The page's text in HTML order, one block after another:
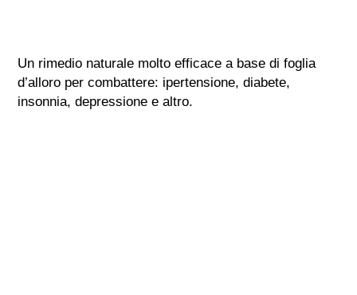
Un rimedio naturale molto efficace a base di foglia
d’alloro per combattere: ipertensione, diabete,
insonnia, depressione e altro.